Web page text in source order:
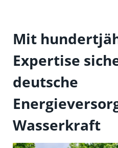
Mit
Expertise
deutsche
Wasserkraft